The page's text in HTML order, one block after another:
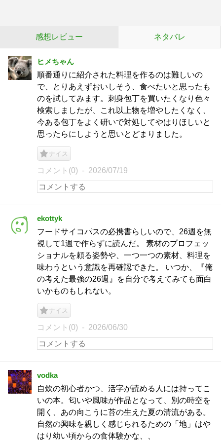
感想レビュー ネタバレ
ヒメちゃん
順番通りに紹介された料理を作るのは難しいの
で、とりあえずおいしそう、食べたいと思ったも
のを試してみます。刺身包丁を買いたくなり色々
検索しましたが、これ以上物を増やしたくなく、
今ある包丁をよく研いで対処してやはりほしいと
思ったらにしようと思いとどまりました。
ナイス
コメント(0) 2026/07/19
ekottyk
フードサイコパスの必携書らしいので、26週を無
視して1週で作らずに読んだ。 素材のプロフェッ
ショナルを頼る姿勢や、一つ一つの素材、料理を
味わうという意識を再確認できた。 いつか、『俺
の考えた最強の26週』を自分で考えてみても面白
いかものもしれない。
ナイス
コメント(0) 2026/06/30
vodka
自炊の初心者かつ、活字が読める人には持ってこ
いの本。匂いや風味が作品となって、別の時空を
開く、あの向こうに苔の生えた夏の清流がある。
自然の興味を親しく感じられるための「地」はや
はり幼い頃からの食体験かな、、